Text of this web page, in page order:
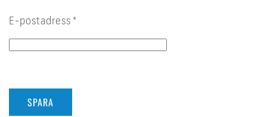
E-postadress *
SPARA